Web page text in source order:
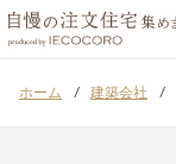
ホーム 建築会社